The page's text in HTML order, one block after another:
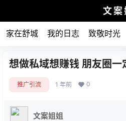
文案
家在舒城 我的日志 致敬时光
想做私域想赚钱 朋友圈一
推广引流 1 年前 0
文案姐姐